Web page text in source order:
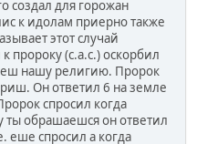
создал для горожан
к идолам приерно также
этот случай
(с.а.с.) оскорбил
нашу религию. Пророк
Он ответил 6 на земле
спросил когда
ты обрашаешся он ответил
еше спросил а когда